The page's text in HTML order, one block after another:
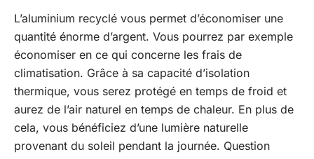
L’aluminium recyclé vous permet d’économiser une
quantité énorme d’argent. Vous pourrez par exemple
économiser en ce qui concerne les frais de
climatisation. Grâce à sa capacité d’isolation
thermique, vous serez protégé en temps de froid et
aurez de l’air naturel en temps de chaleur. En plus de
cela, vous bénéficiez d’une lumière naturelle
provenant du soleil pendant la journée. Question